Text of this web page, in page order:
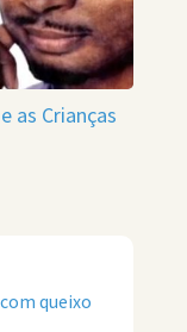
as Crianças
queixo